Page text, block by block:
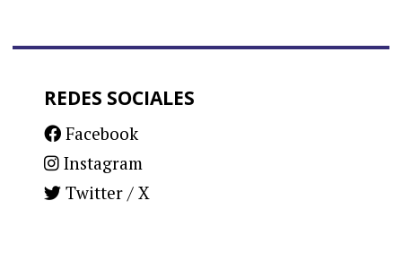
REDES SOCIALES
Facebook
Instagram
Twitter / X